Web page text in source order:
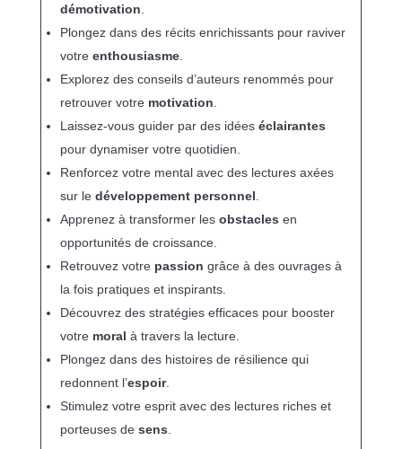
démotivation
Plongez dans des récits enrichissants pour raviver
votre enthousiasme.
Explorez des conseils d’auteurs renommés pour
retrouver votre motivation
Laissez-vous guider par des idées éclairantes
pour dynamiser votre quotidien.
Renforcez votre mental avec des lectures axées
sur le développement personnel
Apprenez à transformer les obstacles en
opportunités de croissance.
Retrouvez votre passion grâce à des ouvrages à
la fois pratiques et inspirants.
Découvrez des stratégies efficaces pour booster
votre moral à travers la lecture.
Plongez dans des histoires de résilience qui
redonnent l’espoir.
Stimulez votre esprit avec des lectures riches et
porteuses de sens